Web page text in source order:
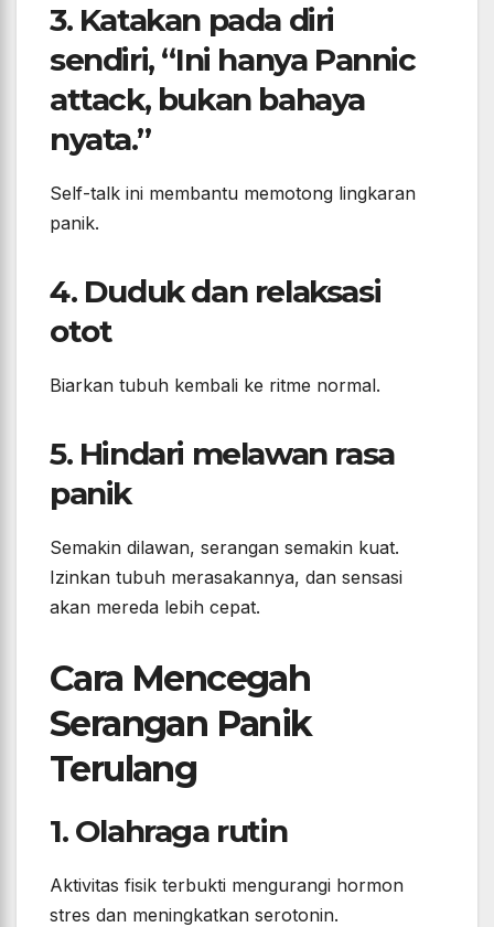
3. Katakan pada diri
sendiri, “Ini hanya Pannic
attack, bukan bahaya
nyata.”
Self-talk ini membantu memotong lingkaran
panik.
4. Duduk dan relaksasi
otot
Biarkan tubuh kembali ke ritme normal.
5. Hindari melawan rasa
panik
Semakin dilawan, serangan semakin kuat.
Izinkan tubuh merasakannya, dan sensasi
akan mereda lebih cepat.
Cara Mencegah
Serangan Panik
Terulang
1. Olahraga rutin
Aktivitas fisik terbukti mengurangi hormon
stres dan meningkatkan serotonin.